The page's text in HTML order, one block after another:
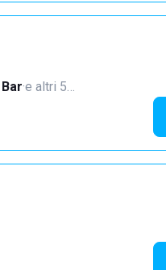
Bar·e altri 5…